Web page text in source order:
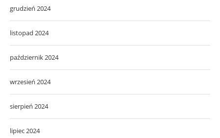
grudzień 2024
listopad 2024
październik 2024
wrzesień 2024
sierpień 2024
lipiec 2024